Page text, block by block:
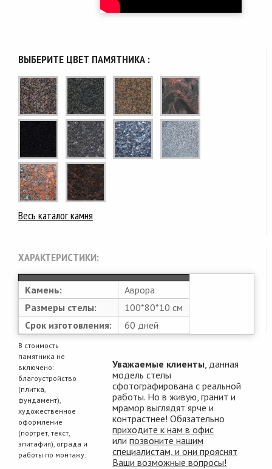
ВЫБЕРИТЕ ЦВЕТ ПАМЯТНИКА :
Весь каталог камня
ХАРАКТЕРИСТИКИ:
Камень:
Аврора
Размеры стелы:
100*80*10 см
Срок изготовления:
60 дней
В стоимость
памятника не
включено:
благоустройство
(плитка,
фундамент),
художественное
оформление
(портрет, текст,
эпитафия), ограда и
работы по монтажу.
Уважаемые клиенты , данная
модель стелы
сфотографирована с реальной
работы. Но в живую, гранит и
мрамор выглядят ярче и
контрастнее! Обязательно
приходите к нам в офис
илипозвоните нашим
специалистам, и они прояснят
Ваши возможные вопросы!